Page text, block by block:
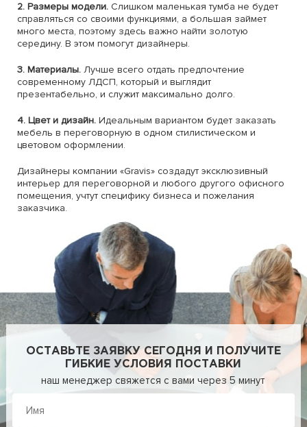
2. Размеры модели. Слишком маленькая тумба не будет
справляться со своими функциями, а большая займет
много места, поэтому здесь важно найти золотую
середину. В этом помогут дизайнеры.
3. Материалы. Лучше всего отдать предпочтение
современному ЛДСП, который и выглядит
презентабельно, и служит максимально долго.
4. Цвет и дизайн. Идеальным вариантом будет заказать
мебель в переговорную в одном стилистическом и
цветовом оформлении.
Дизайнеры компании «Gravis» создадут эксклюзивный
интерьер для переговорной и любого другого офисного
помещения, учтут специфику бизнеса и пожелания
заказчика.
ОСТАВЬТЕ ЗАЯВКУ СЕГОДНЯ И ПОЛУЧИТЕ
ГИБКИЕ УСЛОВИЯ ПОСТАВКИ
наш менеджер свяжется с вами через 5 минут